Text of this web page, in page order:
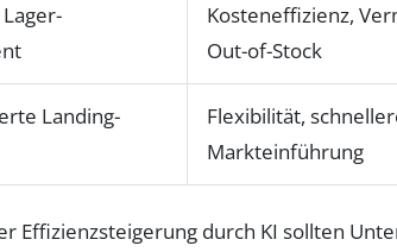
Kosteneffizienz,
Out-of-Stock
Landing-
Flexibilität,
Markteinführung
Effizienzsteigerung durch KI sollten